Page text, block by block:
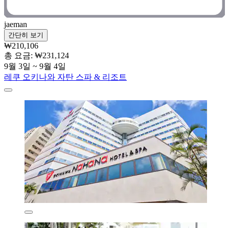
jaeman
간단히 보기
₩210,106
총 요금: ₩231,124
9월 3일 ~ 9월 4일
레쿠 오키나와 자탄 스파 & 리조트